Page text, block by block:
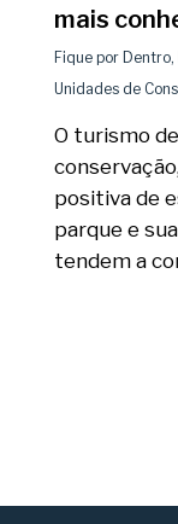
mais
Fique por Dentro,
Unidades de
O turismo
positiva de
parque e
tendem a